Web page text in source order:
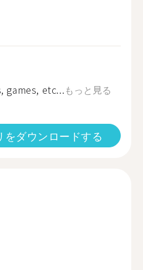
games, etc...もっと見る
をダウンロードする